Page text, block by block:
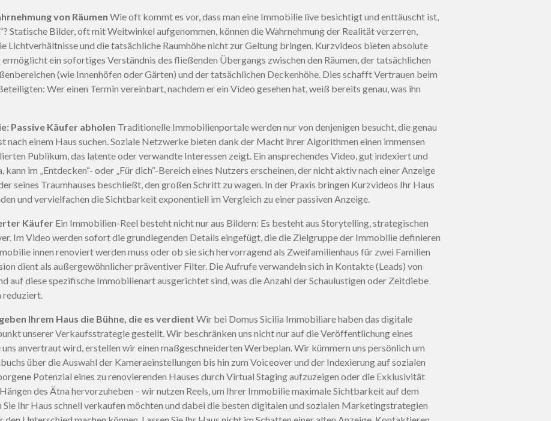
von Räumen Wie oft kommt es vor, dass man eine Immobilie live besichtigt und enttäuscht ist,
Statische Bilder, oft mit Weitwinkel aufgenommen, können die Wahrnehmung der Realität verzerren,
Lichtverhältnisse und die tatsächliche Raumhöhe nicht zur Geltung bringen. Kurzvideos bieten absolute
ein sofortiges Verständnis des fließenden Übergangs zwischen den Räumen, der tatsächlichen
(wie Innenhöfen oder Gärten) und der tatsächlichen Deckenhöhe. Dies schafft Vertrauen beim
Wer einen Termin vereinbart, nachdem er ein Video gesehen hat, weiß bereits genau, was ihn
Passive Käufer abholen Traditionelle Immobilienportale werden nur von denjenigen besucht, die genau
nach einem Haus suchen. Soziale Netzwerke bieten dank der Macht ihrer Algorithmen einen immensen
Publikum, das latente oder verwandte Interessen zeigt. Ein ansprechendes Video, gut indexiert und
im „Entdecken“- oder „Für dich“-Bereich eines Nutzers erscheinen, der nicht aktiv nach einer Anzeige
seines Traumhauses beschließt, den großen Schritt zu wagen. In der Praxis bringen Kurzvideos Ihr Haus
und vervielfachen die Sichtbarkeit exponentiell im Vergleich zu einer passiven Anzeige.
Käufer Ein Immobilien-Reel besteht nicht nur aus Bildern: Es besteht aus Storytelling, strategischen
Im Video werden sofort die grundlegenden Details eingefügt, die die Zielgruppe der Immobilie definieren
innen renoviert werden muss oder ob sie sich hervorragend als Zweifamilienhaus für zwei Familien
dient als außergewöhnlicher präventiver Filter. Die Aufrufe verwandeln sich in Kontakte (Leads) von
auf diese spezifische Immobilienart ausgerichtet sind, was die Anzahl der Schaulustigen oder Zeitdiebe
reduziert.
Ihrem Haus die Bühne, die es verdient Wir bei Domus Sicilia Immobiliare haben das digitale
unserer Verkaufsstrategie gestellt. Wir beschränken uns nicht nur auf die Veröffentlichung eines
anvertraut wird, erstellen wir einen maßgeschneiderten Werbeplan. Wir kümmern uns persönlich um
über die Auswahl der Kameraeinstellungen bis hin zum Voiceover und der Indexierung auf sozialen
Potenzial eines zu renovierenden Hauses durch Virtual Staging aufzuzeigen oder die Exklusivität
des Ätna hervorzuheben – wir nutzen Reels, um Ihrer Immobilie maximale Sichtbarkeit auf dem
Ihr Haus schnell verkaufen möchten und dabei die besten digitalen und sozialen Marketingstrategien